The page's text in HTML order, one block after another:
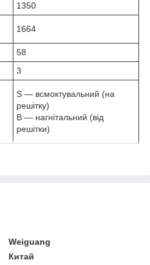
1350
1664
58
3
S — всмоктувальний (на
решітку)
B — нагнітальний (від
решітки)
Weiguang
Китай